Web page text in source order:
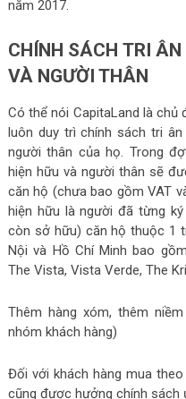
CHÍNH SÁCH TRI
VÀ NGƯỜI THÂN
Có thể nói CapitaLand là
luôn duy trì chính sách tri
người thân của họ. Trong
hiện hữu và người thân sẽ
căn hộ (chưa bao gồm VAT
hiện hữu là người đã từng
còn sở hữu) căn hộ thuộc 1
Nội và Hồ Chí Minh bao
The Vista, Vista Verde, The
Thêm hàng xóm, thêm
nhóm khách hàng)
Đối với khách hàng mua
cũng được hưởng chính sách